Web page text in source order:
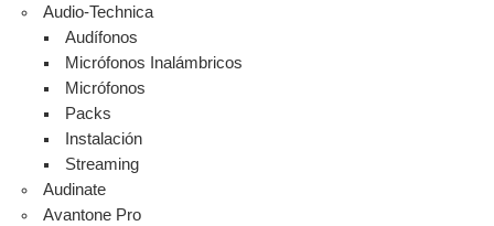
Audio-Technica
Audífonos
Micrófonos Inalámbricos
Micrófonos
Packs
Instalación
Streaming
Audinate
Avantone Pro